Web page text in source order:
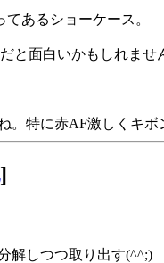
あるショーケース。
と面白いかもしれませ
。特に赤AF激しくキボ
]
解しつつ取り出す(^^;)